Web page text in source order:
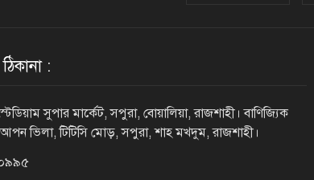
:
সুপার মার্কেট, সপুরা, বোয়ালিয়া, রাজশাহী। বাণিজ্যিক
আপন ভিলা, টিটিসি মোড়, সপুরা, শাহ মখদুম, রাজশাহী।